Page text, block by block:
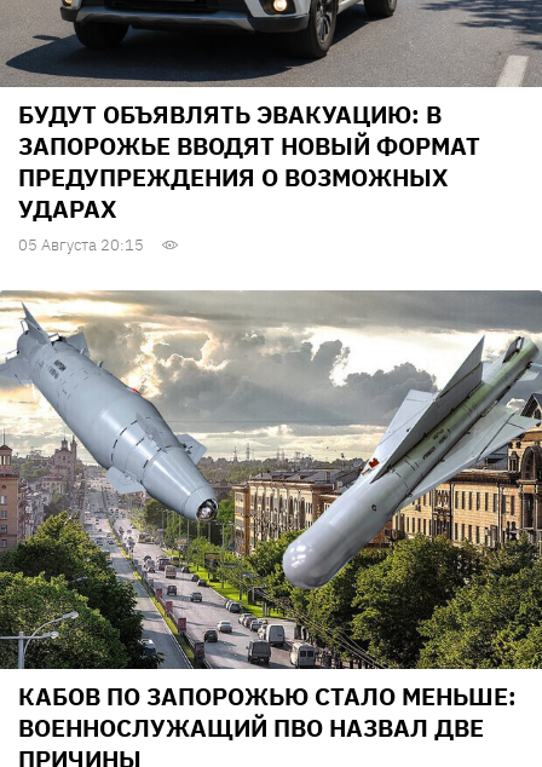
БУДУТ ОБЪЯВЛЯТЬ ЭВАКУАЦИЮ: В
ЗАПОРОЖЬЕ ВВОДЯТ НОВЫЙ ФОРМАТ
ПРЕДУПРЕЖДЕНИЯ О ВОЗМОЖНЫХ
УДАРАХ
05 Августа 20:15
КАБОВ ПО ЗАПОРОЖЬЮ СТАЛО МЕНЬШЕ:
ВОЕННОСЛУЖАЩИЙ ПВО НАЗВАЛ ДВЕ
ПРИЧИНЫ